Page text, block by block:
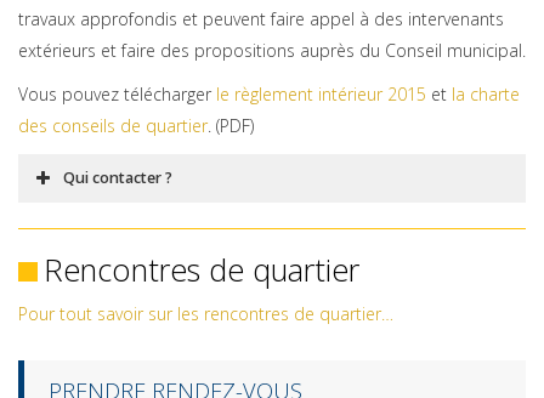
travaux approfondis et peuvent faire appel à des intervenants
extérieurs et faire des propositions auprès du Conseil municipal.
Vous pouvez télécharger le règlement intérieur 2015 et la charte
des conseils de quartier. (PDF)
Qui contacter ?
Rencontres de quartier
Pour tout savoir sur les rencontres de quartier…
PRENDRE RENDEZ-VOUS